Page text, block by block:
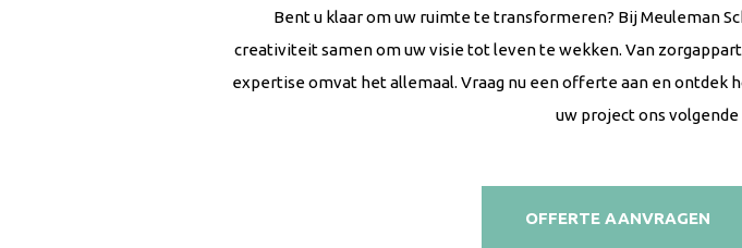
Bent u klaar om uw ruimte te transformeren? Bij Meuleman
creativiteit samen om uw visie tot leven te wekken. Van
expertise omvat het allemaal. Vraag nu een offerte aan en
uw project ons
OFFERTE AANVRAGEN